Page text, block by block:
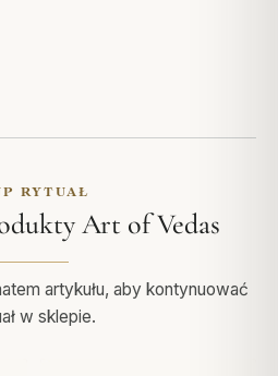
RYTUAŁ
Art of Vedas
artykułu, aby kontynuować
w sklepie.